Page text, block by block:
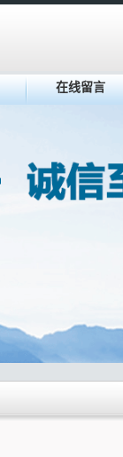
在线留言